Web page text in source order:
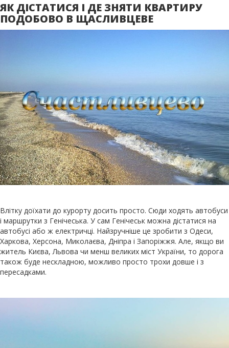
ЯК ДІСТАТИСЯ І ДЕ ЗНЯТИ КВАРТИРУ
ПОДОБОВО В ЩАСЛИВЦЕВЕ
Влітку доїхати до курорту досить просто. Сюди ходять автобуси
і маршрутки з Генічеська. У сам Генічеськ можна дістатися на
автобусі або ж електричці. Найзручніше це зробити з Одеси,
Харкова, Херсона, Миколаєва, Дніпра і Запоріжжя. Але, якщо ви
житель Києва, Львова чи менш великих міст України, то дорога
також буде нескладною, можливо просто трохи довше і з
пересадками.